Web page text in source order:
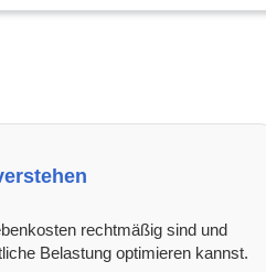
rechtmäßig sind und
Belastung optimieren kannst.